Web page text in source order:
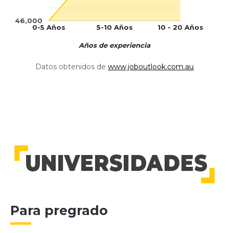
0-5 Años 5-10 Años 10 - 20 Años
46,000
Años de experiencia
Datos obtenidos de www.joboutlook.com.au
Para pregrado